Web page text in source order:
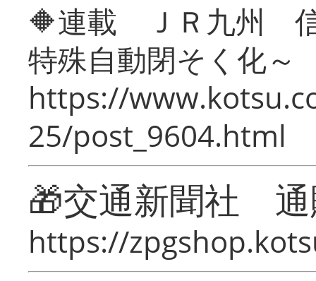
🔶連載 ＪＲ九州 信
特殊自動閉そく化～
https://
25/post_9604.html
🎁交通新聞社
https://